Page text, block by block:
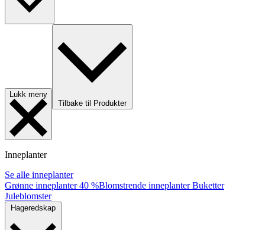
Lukk meny
Tilbake til Produkter
Inneplanter
Se alle inneplanter
Grønne inneplanter40 %Blomstrende inneplanterBuketter
Juleblomster